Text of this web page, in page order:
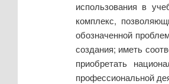
использования в
комплекс,
обозначенной
создания; иметь
приобретать
профессиональной